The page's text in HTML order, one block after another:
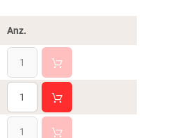
Anz.